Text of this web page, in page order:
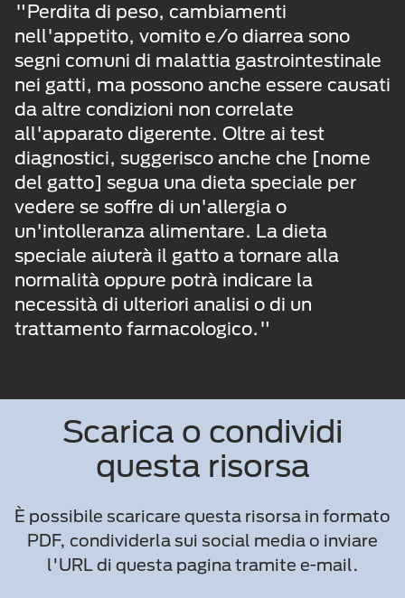
"Perdita di peso, cambiamenti
nell'appetito, vomito e/o diarrea sono
segni comuni di malattia gastrointestinale
nei gatti, ma possono anche essere causati
da altre condizioni non correlate
all'apparato digerente. Oltre ai test
diagnostici, suggerisco anche che [nome
del gatto] segua una dieta speciale per
vedere se soffre di un'allergia o
un'intolleranza alimentare. La dieta
speciale aiuterà il gatto a tornare alla
normalità oppure potrà indicare la
necessità di ulteriori analisi o di un
trattamento farmacologico."
Scarica o condividi
questa risorsa
È possibile scaricare questa risorsa in formato
PDF, condividerla sui social media o inviare
l'URL di questa pagina tramite e-mail.